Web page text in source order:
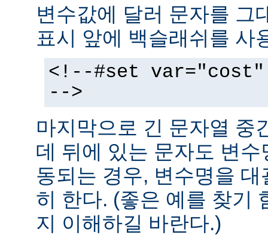
변수값에 달러 문자를 그
표시 앞에 백슬래쉬를 사
<!--#set var="cost"
-->
마지막으로 긴 문자열 중
데 뒤에 있는 문자도 변
동되는 경우, 변수명을
히 한다. (좋은 예를 찾기
지 이해하길 바란다.)